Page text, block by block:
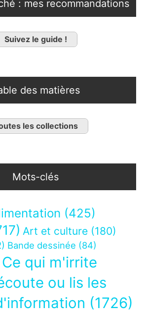
: mes recommandations
Suivez le guide !
des matières
les collections
Mots-clés
(425)
Art et culture (180)
Bande dessinée (84)
Ce qui m'irrite
ou lis les
(1726)